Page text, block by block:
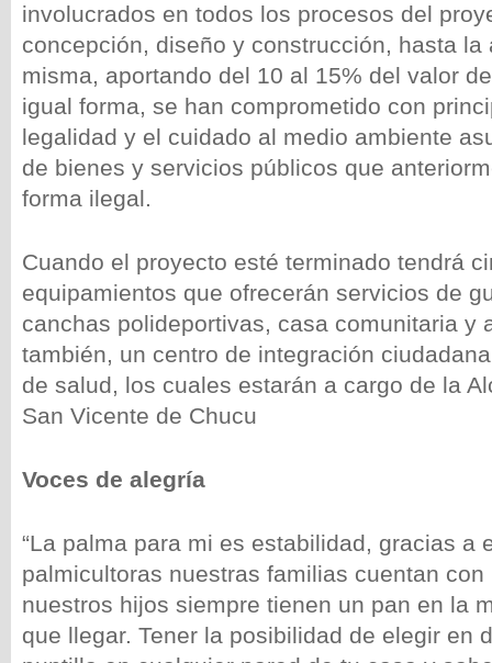
involucrados en todos los procesos del
concepción, diseño y construcción, hasta la
misma, aportando del 10 al 15% del valor
igual forma, se han comprometido con
legalidad y el cuidado al medio ambiente
de bienes y servicios públicos que
forma ilegal.
Cuando el proyecto esté terminado tendrá
equipamientos que ofrecerán servicios de
canchas polideportivas, casa comunitaria y
también, un centro de integración
de salud, los cuales estarán a cargo de la
San Vicente de Chucu
Voces de alegría
“La palma para mi es estabilidad, gracias a
palmicultoras nuestras familias cuentan
nuestros hijos siempre tienen un pan en la
que llegar. Tener la posibilidad de elegir en